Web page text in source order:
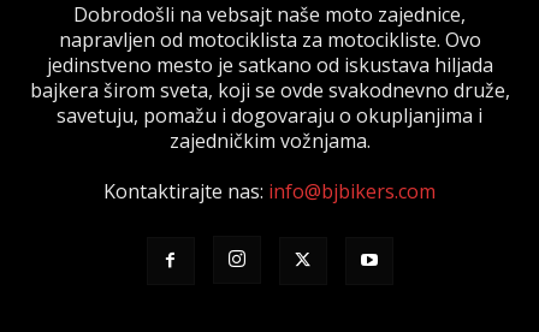
Dobrodošli na vebsajt naše moto zajednice,
napravljen od motociklista za motocikliste. Ovo
jedinstveno mesto je satkano od iskustava hiljada
bajkera širom sveta, koji se ovde svakodnevno druže,
savetuju, pomažu i dogovaraju o okupljanjima i
zajedničkim vožnjama.
Kontaktirajte nas: info@bjbikers.com